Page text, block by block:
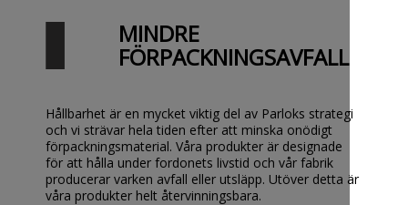
MINDRE
FÖRPACKNINGSAVFALL
Hållbarhet är en mycket viktig del av Parloks strategi
och vi strävar hela tiden efter att minska onödigt
förpackningsmaterial. Våra produkter är designade
för att hålla under fordonets livstid och vår fabrik
producerar varken avfall eller utsläpp. Utöver detta är
våra produkter helt återvinningsbara.